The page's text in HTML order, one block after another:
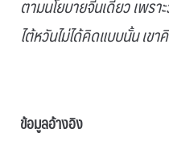
ตามนโยบายจีนเดียว เพร
ไต้หวันไม่ได้คิดแบบนั้น เข
ข้อมูลอ้างอิง